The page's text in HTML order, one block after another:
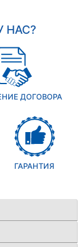
НАС?
ДОГОВОРА
ГАРАНТИЯ